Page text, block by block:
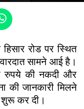
रोड पर स्थित
सामने आई है।
रुपये की नकदी और
की जानकारी मिलने
कर दी।